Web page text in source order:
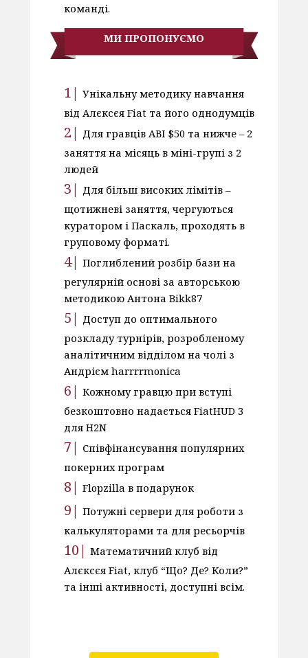
команді.
МИ ПРОПОНУЄМО
Унікальну методику навчання
від Алєксєя Fiat та його однодумців
Для гравців АВІ $50 та нижче – 2
заняття на місяць в міні-групі з 2
людей
Для більш високих лімітів –
щотижневі заняття, чергуються
куратором і Паскаль, проходять в
груповому форматі.
Поглиблений розбір бази на
регулярній основі за авторською
методикою Антона Bikk87
Доступ до оптимального
розкладу турнірів, розробленому
аналітичним відділом на чолі з
Андрієм harrrrmonica
Кожному гравцю при вступі
безкоштовно надається FiatHUD 3
для H2N
Співфінансування популярних
покерних програм
Flopzilla в подарунок
Потужні сервери для роботи з
калькуляторами та для ресьорчів
Математичний клуб від
Алєксєя Fiat, клуб “Що? Де? Коли?”
та інші активності, доступні всім.